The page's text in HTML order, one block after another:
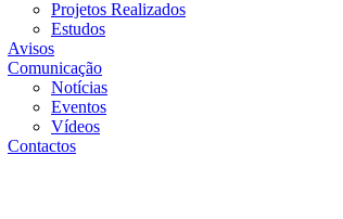
Projetos Realizados
Estudos
Avisos
Comunicação
Notícias
Eventos
Vídeos
Contactos